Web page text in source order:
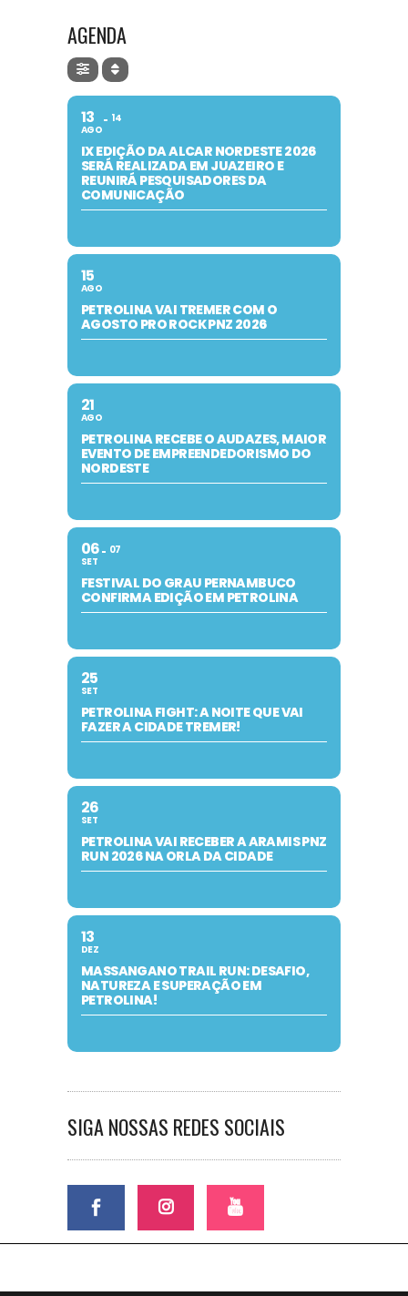
AGENDA
13
AGO
14
IX EDIÇÃO DA ALCAR NORDESTE 2026
SERÁ REALIZADA EM JUAZEIRO E
REUNIRÁ PESQUISADORES DA
COMUNICAÇÃO
15
AGO
PETROLINA VAI TREMER COM O
AGOSTO PRO ROCK PNZ 2026
21
AGO
PETROLINA RECEBE O AUDAZES, MAIOR
EVENTO DE EMPREENDEDORISMO DO
NORDESTE
06
SET
07
FESTIVAL DO GRAU PERNAMBUCO
CONFIRMA EDIÇÃO EM PETROLINA
25
SET
PETROLINA FIGHT: A NOITE QUE VAI
FAZER A CIDADE TREMER!
26
SET
PETROLINA VAI RECEBER A ARAMIS PNZ
RUN 2026 NA ORLA DA CIDADE
13
DEZ
MASSANGANO TRAIL RUN: DESAFIO,
NATUREZA E SUPERAÇÃO EM
PETROLINA!
SIGA NOSSAS REDES SOCIAIS